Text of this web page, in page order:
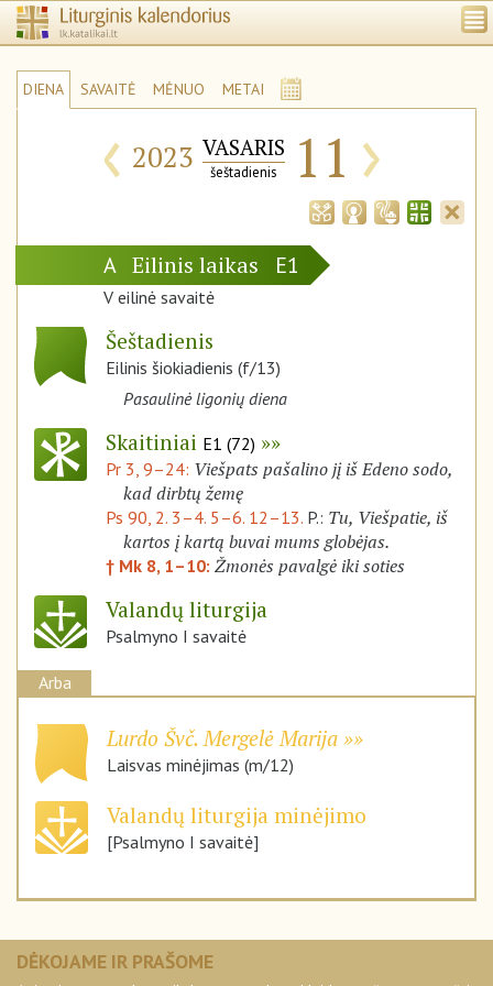
DIENA SAVAITĖ MĖNUO METAI
‹ 2023 VASARIS
šeštadienis 11 ›
A Eilinis laikas E1
V eilinė savaitė
Šeštadienis
Eilinis šiokiadienis (f/13)
Pasaulinė ligonių diena
Skaitiniai E1 (72)
Pr 3, 9–24: Viešpats pašalino jį iš Edeno sodo,
kad dirbtų žemę
Ps 90, 2. 3–4. 5–6. 12–13. P.: Tu, Viešpatie, iš
kartos į kartą buvai mums globėjas.
† Mk 8, 1–10: Žmonės pavalgė iki soties
Valandų liturgija
Psalmyno I savaitė
Arba
Lurdo Švč. Mergelė Marija
Laisvas minėjimas (m/12)
Valandų liturgija minėjimo
[Psalmyno I savaitė]
DĖKOJAME IR PRAŠOME